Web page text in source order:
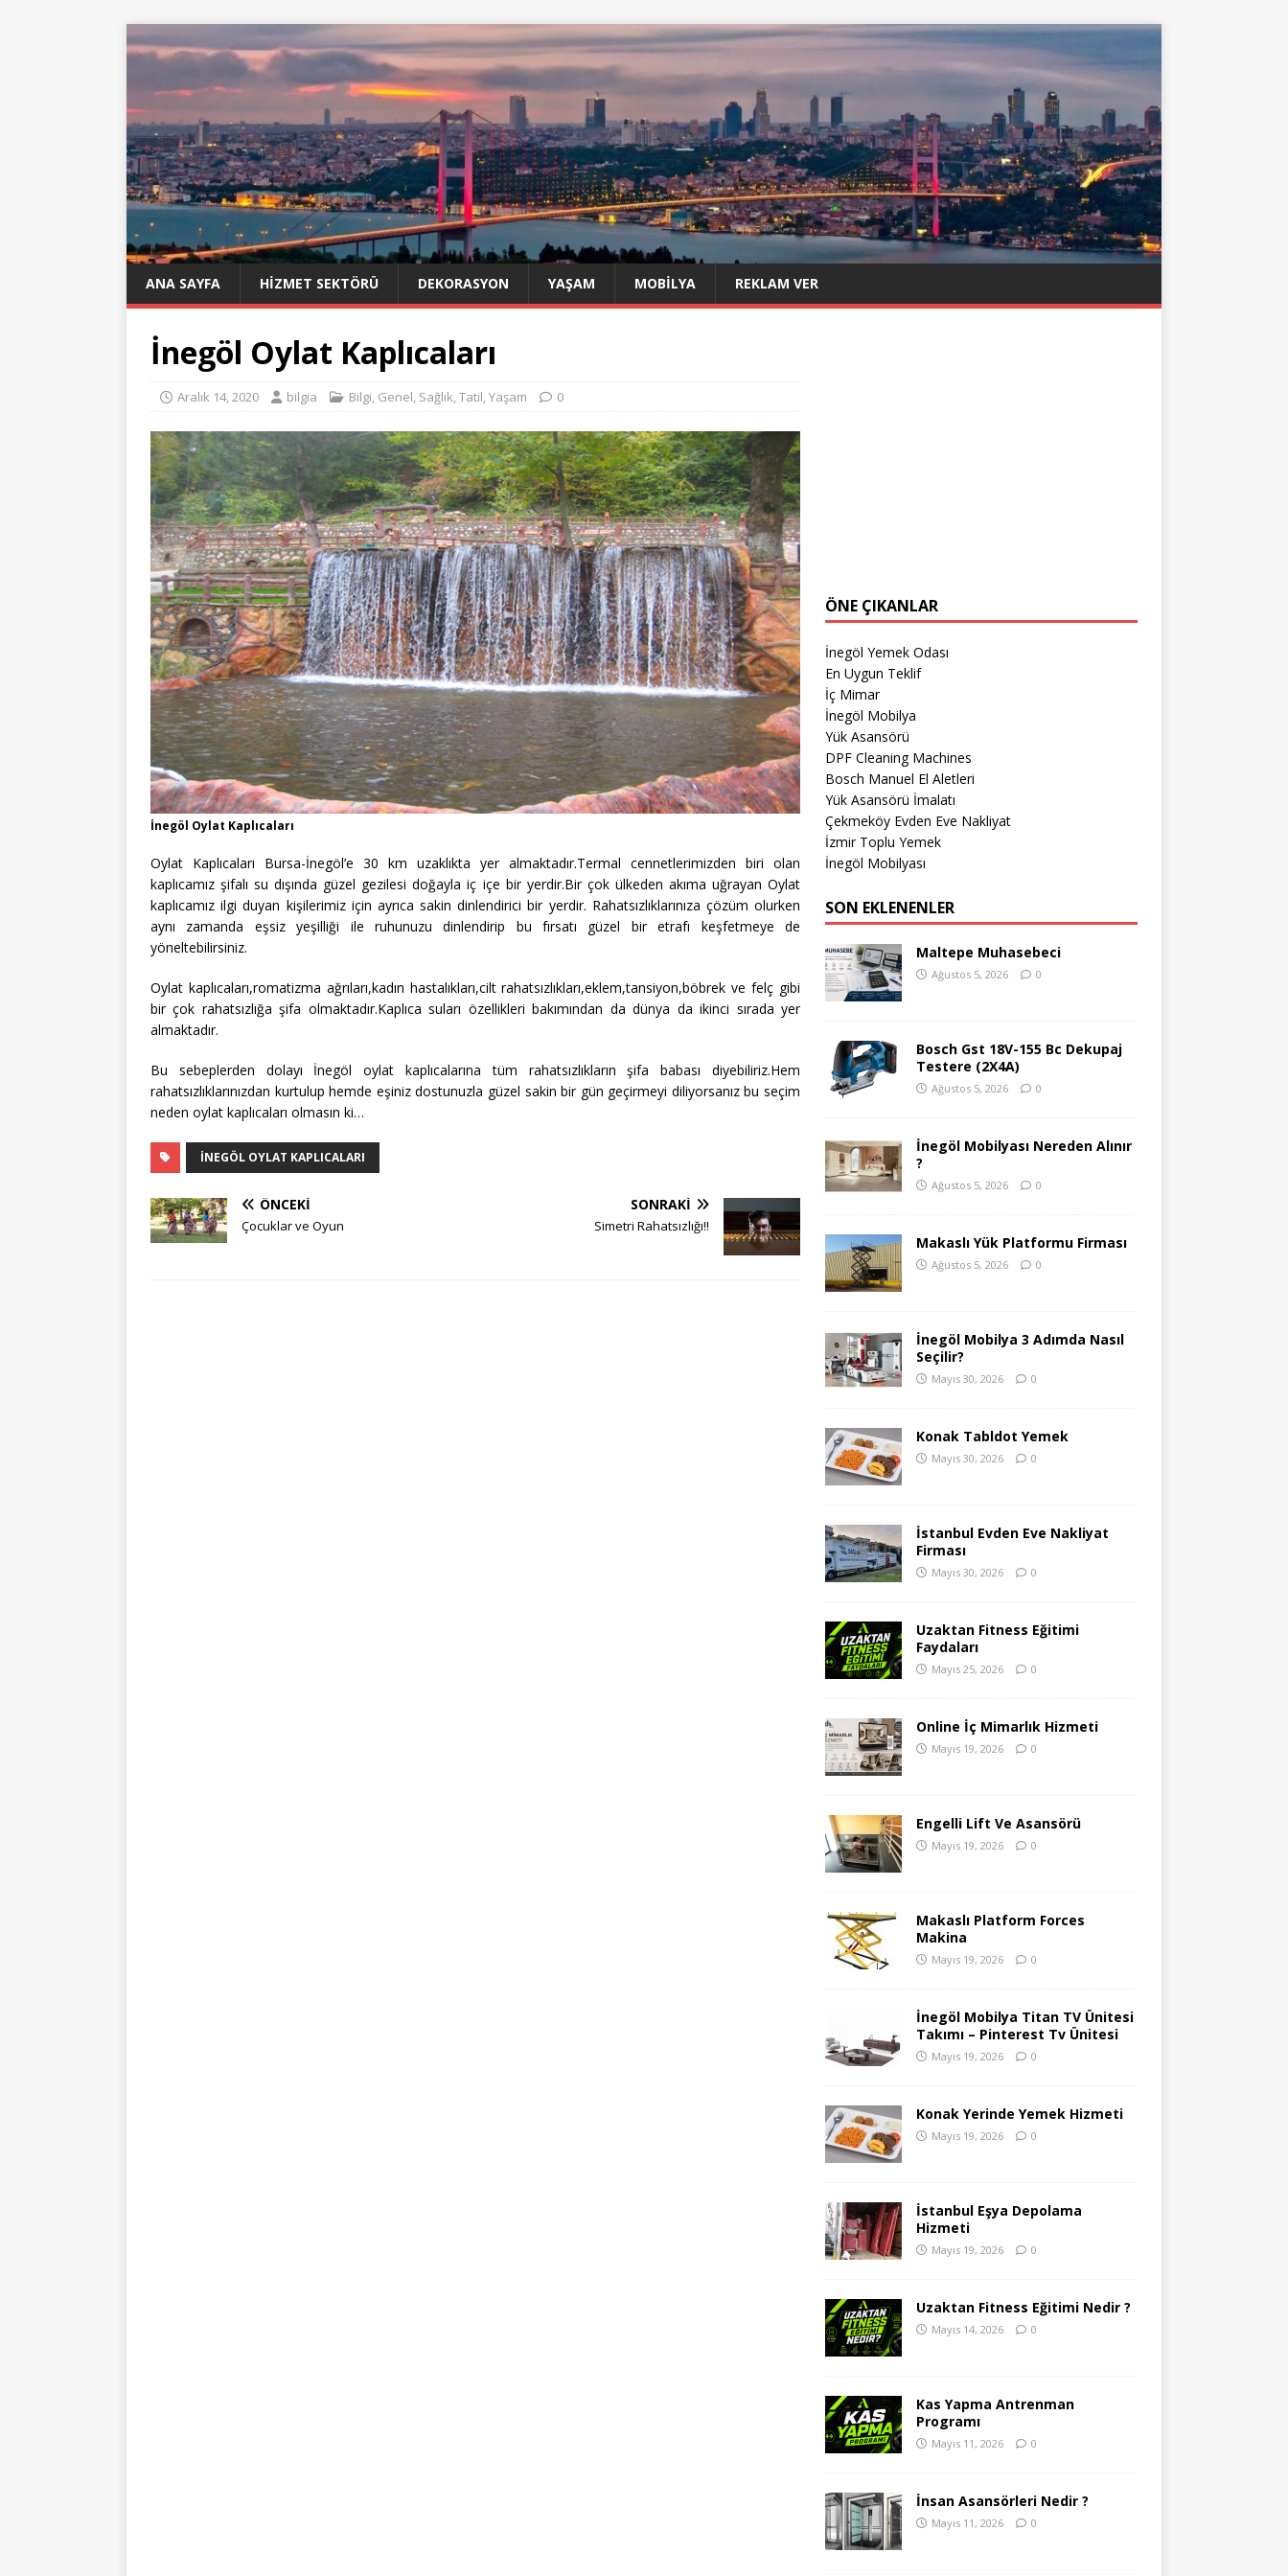
ANA SAYFA HIZMET SEKTÖRÜ DEKORASYON YAŞAM MOBILYA REKLAM VER
İnegöl Oylat Kaplıcaları
Aralık 14, 2020 bilgia Bilgi, Genel, Sağlık,Tatil,Yaşam 0
İnegöl Oylat Kaplıcaları
Oylat Kaplıcaları Bursa-İnegöl’e 30 km uzaklıkta yer almaktadır.Termal cennetlerimizden biri olan
kaplıcamız şifalı su dışında güzel gezilesi doğayla iç içe bir yerdir.Bir çok ülkeden akıma uğrayan Oylat
kaplıcamız ilgi duyan kişilerimiz için ayrıca sakin dinlendirici bir yerdir. Rahatsızlıklarınıza çözüm olurken
aynı zamanda eşsiz yeşilliği ile ruhunuzu dinlendirip bu fırsatı güzel bir etrafı keşfetmeye de
yöneltebilirsiniz.
Oylat kaplıcaları,romatizma ağrıları,kadın hastalıkları,cilt rahatsızlıkları,eklem,tansiyon,böbrek ve felç gibi
bir çok rahatsızlığa şifa olmaktadır.Kaplıca suları özellikleri bakımından da dünya da ikinci sırada yer
almaktadır.
Bu sebeplerden dolayı İnegöl oylat kaplıcalarına tüm rahatsızlıkların şifa babası diyebiliriz.Hem
rahatsızlıklarınızdan kurtulup hemde eşiniz dostunuzla güzel sakin bir gün geçirmeyi diliyorsanız bu seçim
neden oylat kaplıcaları olmasın ki…
İNEGÖL OYLAT KAPLICALARI
ÖNCEKI
Çocuklar ve Oyun
SONRAKI
Simetri Rahatsızlığı!!
ÖNE ÇIKANLAR
İnegöl Yemek Odası
En Uygun Teklif
İç Mimar
İnegöl Mobilya
Yük Asansörü
DPF Cleaning Machines
Bosch Manuel El Aletleri
Yük Asansörü İmalatı
Çekmeköy Evden Eve Nakliyat
İzmir Toplu Yemek
İnegöl Mobilyası
SON EKLENENLER
Maltepe Muhasebeci
Ağustos 5, 2026 0
Bosch Gst 18V-155 Bc Dekupaj
Testere (2X4A)
Ağustos 5, 2026 0
İnegöl Mobilyası Nereden Alınır
?
Ağustos 5, 2026 0
Makaslı Yük Platformu Firması
Ağustos 5, 2026 0
İnegöl Mobilya 3 Adımda Nasıl
Seçilir?
Mayıs 30, 2026 0
Konak Tabldot Yemek
Mayıs 30, 2026 0
İstanbul Evden Eve Nakliyat
Firması
Mayıs 30, 2026 0
Uzaktan Fitness Eğitimi
Faydaları
Mayıs 25, 2026 0
Online İç Mimarlık Hizmeti
Mayıs 19, 2026 0
Engelli Lift Ve Asansörü
Mayıs 19, 2026 0
Makaslı Platform Forces
Makina
Mayıs 19, 2026 0
İnegöl Mobilya Titan TV Ünitesi
Takımı – Pinterest Tv Ünitesi
Mayıs 19, 2026 0
Konak Yerinde Yemek Hizmeti
Mayıs 19, 2026 0
İstanbul Eşya Depolama
Hizmeti
Mayıs 19, 2026 0
Uzaktan Fitness Eğitimi Nedir ?
Mayıs 14, 2026 0
Kas Yapma Antrenman
Programı
Mayıs 11, 2026 0
İnsan Asansörleri Nedir ?
Mayıs 11, 2026 0